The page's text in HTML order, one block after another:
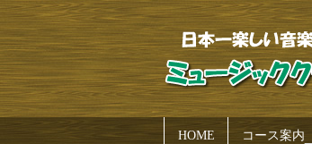
HOME コース案内